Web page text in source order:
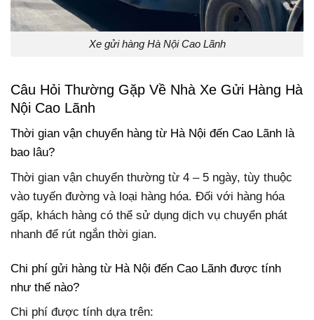
Xe gửi hàng Hà Nội Cao Lãnh
Câu Hỏi Thường Gặp Về Nhà Xe Gửi Hàng Hà
Nội Cao Lãnh
Thời gian vận chuyển hàng từ Hà Nội đến Cao Lãnh là
bao lâu?
Thời gian vận chuyển thường từ 4 – 5 ngày, tùy thuộc
vào tuyến đường và loại hàng hóa. Đối với hàng hóa
gấp, khách hàng có thể sử dụng dịch vụ chuyển phát
nhanh để rút ngắn thời gian.
Chi phí gửi hàng từ Hà Nội đến Cao Lãnh được tính
như thế nào?
Chi phí được tính dựa trên: